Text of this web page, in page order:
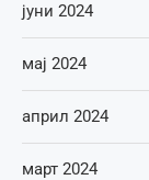
јуни 2024
мај 2024
април 2024
март 2024